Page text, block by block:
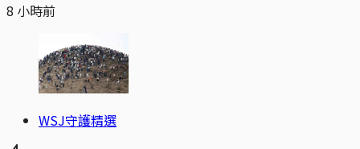
8 小時前
WSJ守護精選